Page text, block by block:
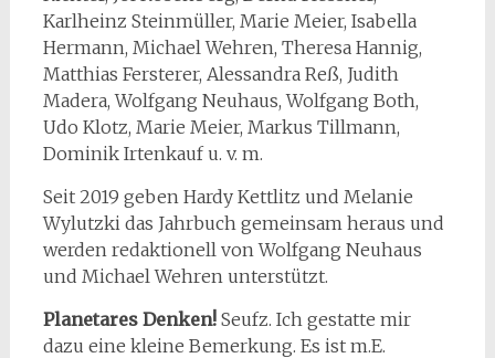
Karlheinz Steinmüller, Marie Meier, Isabella
Hermann, Michael Wehren, Theresa Hannig,
Matthias Fersterer, Alessandra Reß, Judith
Madera, Wolfgang Neuhaus, Wolfgang Both,
Udo Klotz, Marie Meier, Markus Tillmann,
Dominik Irtenkauf u. v. m.
Seit 2019 geben Hardy Kettlitz und Melanie
Wylutzki das Jahrbuch gemein­sam heraus und
werden redaktionell von Wolfgang Neuhaus
und Michael Wehren unterstützt.
Planetares Denken!Seufz. Ich gestatte mir
dazu eine kleine Bemerkung. Es ist m.E.